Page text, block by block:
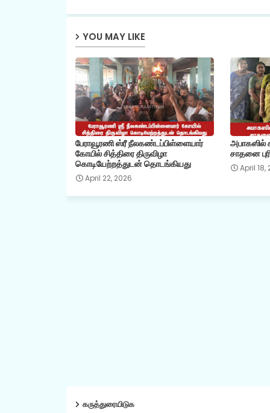
YOU MAY LIKE
பேராவூரணி ஸ்ரீ நீலகண்டப்பிள்ளையார்
கோயில் சித்திரை திருவிழா
கொடியேற்றத்துடன் தொடங்கியது
April 22, 2026
அபாகஸில்
சாதனை
April 18,
கருத்துரையிடுக